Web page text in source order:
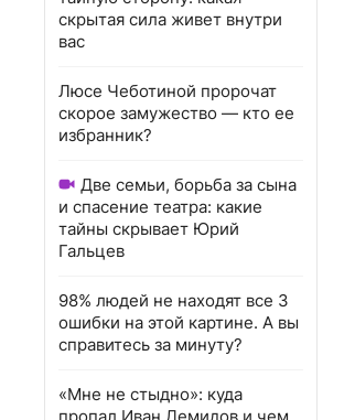
скрытая сила живет внутри
вас
Люсе Чеботиной пророчат
скорое замужество — кто ее
избранник?
Две семьи, борьба за сына
и спасение театра: какие
тайны скрывает Юрий
Гальцев
98% людей не находят все 3
ошибки на этой картине. А вы
справитесь за минуту?
«Мне не стыдно»: куда